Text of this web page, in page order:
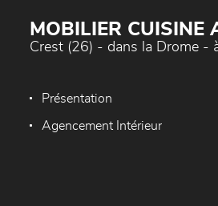
MOBILIER CUISINE
Crest (26) - dans la Drome -
Présentation
Agencement Intérieur